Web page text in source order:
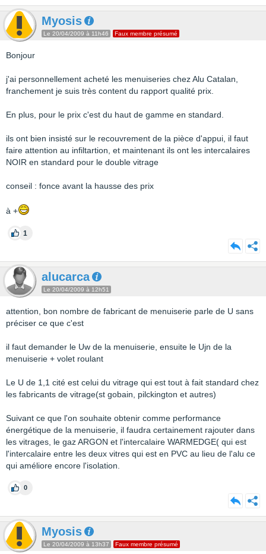
Myosis
Le 20/04/2009 à 11h46 Faux membre présumé
Bonjour
j'ai personnellement acheté les menuiseries chez Alu Catalan,
franchement je suis très content du rapport qualité prix.
En plus, pour le prix c'est du haut de gamme en standard.
ils ont bien insisté sur le recouvrement de la pièce d'appui, il faut
faire attention au infiltartion, et maintenant ils ont les intercalaires
NOIR en standard pour le double vitrage
conseil : fonce avant la hausse des prix
à +
1
alucarca
Le 20/04/2009 à 12h51
attention, bon nombre de fabricant de menuiserie parle de U sans
préciser ce que c'est
il faut demander le Uw de la menuiserie, ensuite le Ujn de la
menuiserie + volet roulant
Le U de 1,1 cité est celui du vitrage qui est tout à fait standard chez
les fabricants de vitrage(st gobain, pilckington et autres)
Suivant ce que l'on souhaite obtenir comme performance
énergétique de la menuiserie, il faudra certainement rajouter dans
les vitrages, le gaz ARGON et l'intercalaire WARMEDGE( qui est
l'intercalaire entre les deux vitres qui est en PVC au lieu de l'alu ce
qui améliore encore l'isolation.
0
Myosis
Le 20/04/2009 à 13h37 Faux membre présumé